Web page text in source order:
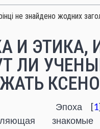
не знайдено жодних
И ЭТИКА,
ЛИ
Эпоха [1